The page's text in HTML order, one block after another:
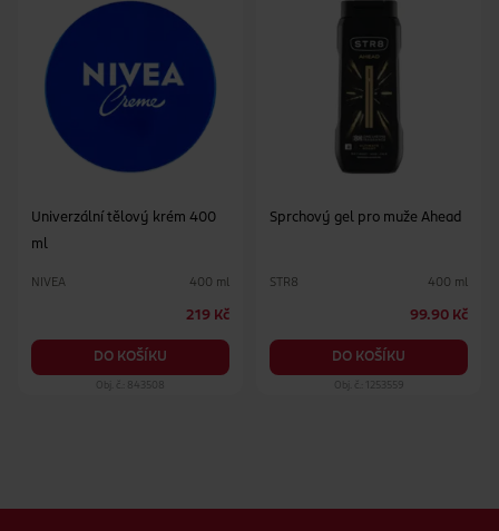
Univerzální tělový krém 400
ml
NIVEA 400 ml
219 Kč
DO KOŠÍKU
Obj. č.: 843508
Sprchový gel pro muže Ahead
STR8 400 ml
99.90 Kč
DO KOŠÍKU
Obj. č.: 1253559